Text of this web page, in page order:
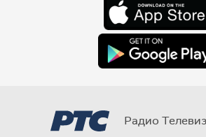
Радио